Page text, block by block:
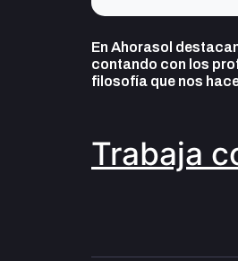
En Ahorasol
contando con los
filosofía que nos
Trabaja